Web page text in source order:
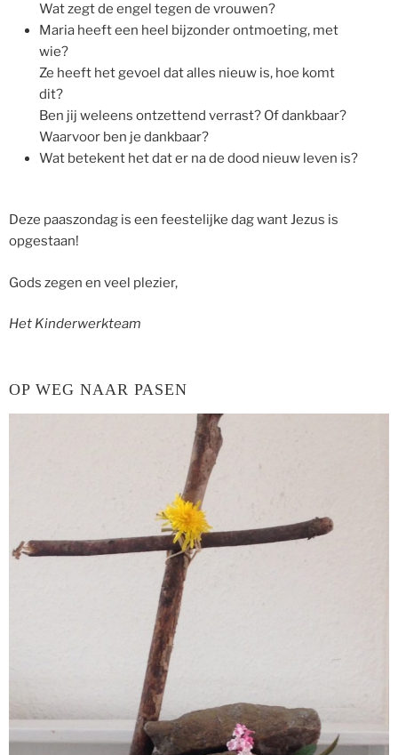
Wat zegt de engel tegen de vrouwen?
Maria heeft een heel bijzonder ontmoeting, met
wie?
Ze heeft het gevoel dat alles nieuw is, hoe komt
dit?
Ben jij weleens ontzettend verrast? Of dankbaar?
Waarvoor ben je dankbaar?
Wat betekent het dat er na de dood nieuw leven is?
Deze paaszondag is een feestelijke dag want Jezus is
opgestaan!
Gods zegen en veel plezier,
Het Kinderwerkteam
OP WEG NAAR PASEN